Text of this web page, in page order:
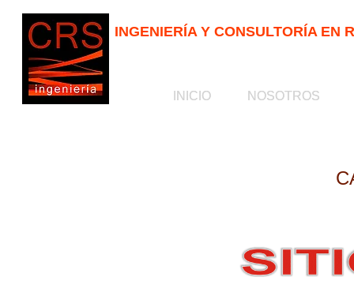
INGENIERÍA Y CONSULTORÍA EN
INICIO NOSOTROS
INICIO NOSOTROS